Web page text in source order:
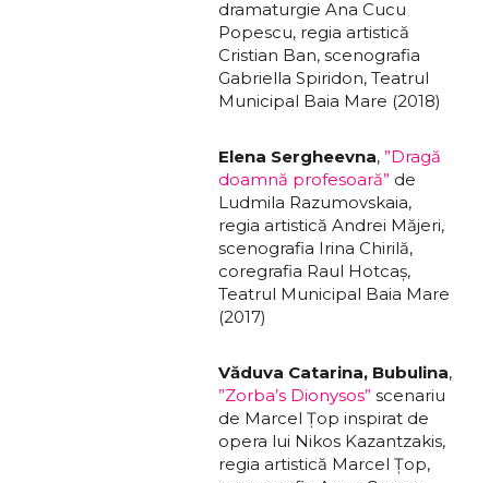
dramaturgie Ana Cucu
Popescu, regia artistică
Cristian Ban, scenografia
Gabriella Spiridon, Teatrul
Municipal Baia Mare (2018)
Elena Sergheevna, ”Dragă
doamnă profesoară” de
Ludmila Razumovskaia,
regia artistică Andrei Măjeri,
scenografia Irina Chirilă,
coregrafia Raul Hotcaș,
Teatrul Municipal Baia Mare
(2017)
Văduva Catarina, Bubulina,
”Zorba’s Dionysos” scenariu
de Marcel Țop inspirat de
opera lui Nikos Kazantzakis,
regia artistică Marcel Țop,